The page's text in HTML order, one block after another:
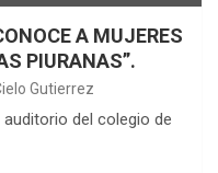
A MUJERES
PIURANAS”.
Gutierrez
del colegio de